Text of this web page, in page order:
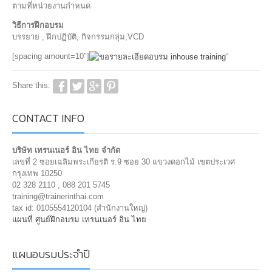
ตามที่หน่วยงานกำหนด
วิธีการฝึกอบรม
บรรยาย , ฝึกปฏิบัติ, กิจกรรมกลุ่ม,VCD
[spacing amount=10″] “
Share this:
CONTACT INFO
บริษัท เทรนเนอร์ อิน ไทย จำกัด
เลขที่ 2 ซอยเฉลิมพระเกียรติ ร.9 ซอย 30 แขวงดอกไม้ เขตประเวศ
กรุงเทพ 10250
02 328 2110 , 088 201 5745
training@trainerinthai.com
tax id: 0105554120104 (สำนักงานใหญ่)
แผนที่ ศูนย์ฝึกอบรม เทรนเนอร์ อิน ไทย
แผนอบรมประจำปี